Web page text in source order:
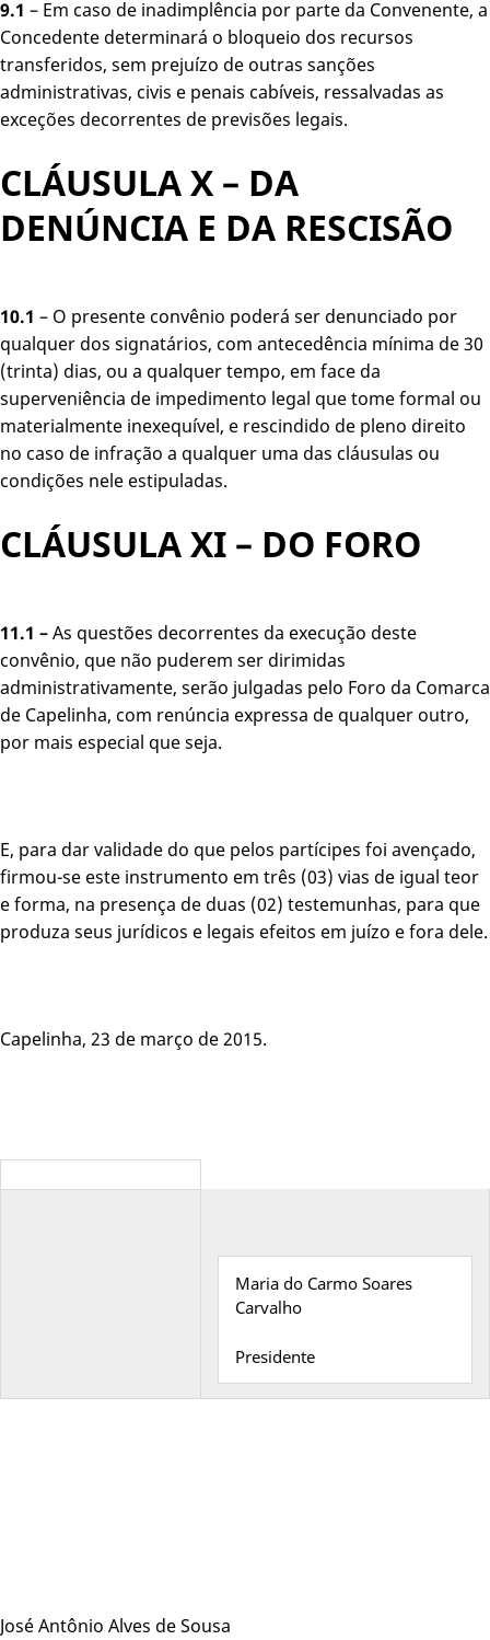
9.1 – Em caso de inadimplência por parte da Convenente, a
Concedente determinará o bloqueio dos recursos
transferidos, sem prejuízo de outras sanções
administrativas, civis e penais cabíveis, ressalvadas as
exceções decorrentes de previsões legais.
CLÁUSULA X – DA
DENÚNCIA E DA RESCISÃO
10.1 – O presente convênio poderá ser denunciado por
qualquer dos signatários, com antecedência mínima de 30
(trinta) dias, ou a qualquer tempo, em face da
superveniência de impedimento legal que tome formal ou
materialmente inexequível, e rescindido de pleno direito
no caso de infração a qualquer uma das cláusulas ou
condições nele estipuladas.
CLÁUSULA XI – DO FORO
11.1 –As questões decorrentes da execução deste
convênio, que não puderem ser dirimidas
administrativamente, serão julgadas pelo Foro da Comarca
de Capelinha, com renúncia expressa de qualquer outro,
por mais especial que seja.
E, para dar validade do que pelos partícipes foi avençado,
firmou-se este instrumento em três (03) vias de igual teor
e forma, na presença de duas (02) testemunhas, para que
produza seus jurídicos e legais efeitos em juízo e fora dele.
Capelinha, 23 de março de 2015.
Maria do Carmo Soares
Carvalho
Presidente
José Antônio Alves de Sousa